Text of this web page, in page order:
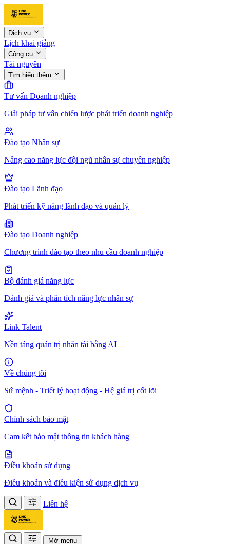
Dịch vụ
Lịch khai giảng
Công cụ
Tài nguyên
Tìm hiểu thêm
Tư vấn Doanh nghiệp
Giải pháp tư vấn chiến lược phát triển doanh nghiệp
Đào tạo Nhân sự
Nâng cao năng lực đội ngũ nhân sự chuyên nghiệp
Đào tạo Lãnh đạo
Phát triển kỹ năng lãnh đạo và quản lý
Đào tạo Doanh nghiệp
Chương trình đào tạo theo nhu cầu doanh nghiệp
Bộ đánh giá năng lực
Đánh giá và phân tích năng lực nhân sự
Link Talent
Nền tảng quản trị nhân tài bằng AI
Về chúng tôi
Sứ mệnh - Triết lý hoạt động - Hệ giá trị cốt lõi
Chính sách bảo mật
Cam kết bảo mật thông tin khách hàng
Điều khoản sử dụng
Điều khoản và điều kiện sử dụng dịch vụ
Liên hệ
Mở menu